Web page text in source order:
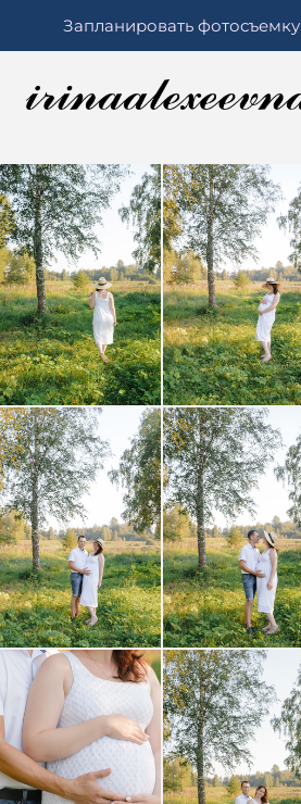
фотосъемку!